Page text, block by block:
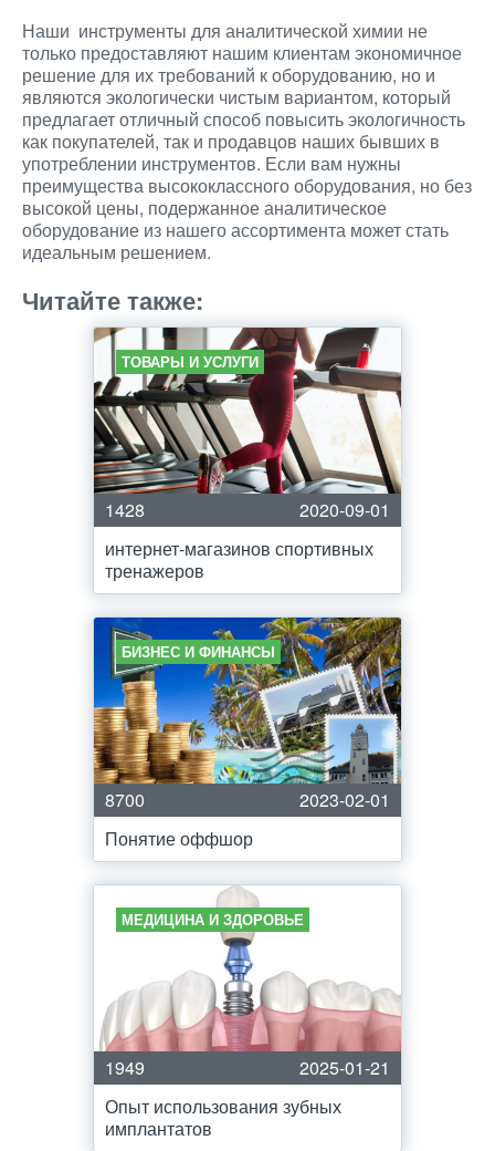
Наши инструменты для аналитической химии не
только предоставляют нашим клиентам экономичное
решение для их требований к оборудованию, но и
являются экологически чистым вариантом, который
предлагает отличный способ повысить экологичность
как покупателей, так и продавцов наших бывших в
употреблении инструментов. Если вам нужны
преимущества высококлассного оборудования, но без
высокой цены, подержанное аналитическое
оборудование из нашего ассортимента может стать
идеальным решением.
Читайте также:
ТОВАРЫ И УСЛУГИ
1428
2020-09-01
интернет-магазинов спортивных
тренажеров
БИЗНЕС И ФИНАНСЫ
8700
2023-02-01
Понятие оффшор
МЕДИЦИНА И ЗДОРОВЬЕ
1949
2025-01-21
Опыт использования зубных
имплантатов